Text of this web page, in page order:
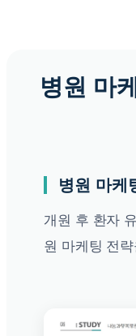
병원 마
병원 마케
개원 후 환자
원 마케팅 전